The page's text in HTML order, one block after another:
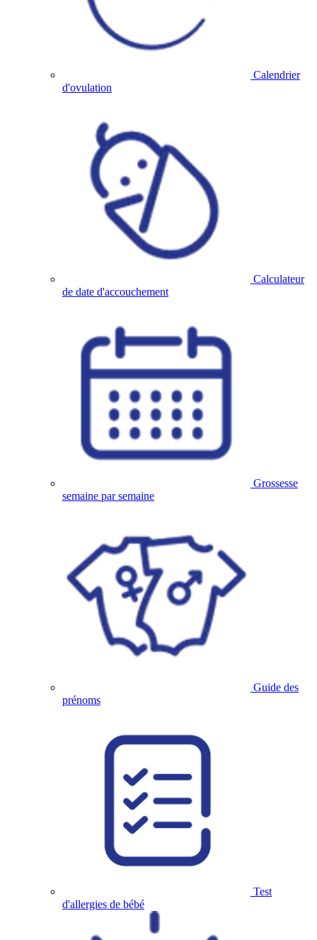
Calendrier
d'ovulation
Calculateur
de date d'accouchement
Grossesse
semaine par semaine
Guide des
prénoms
Test
d'allergies de bébé